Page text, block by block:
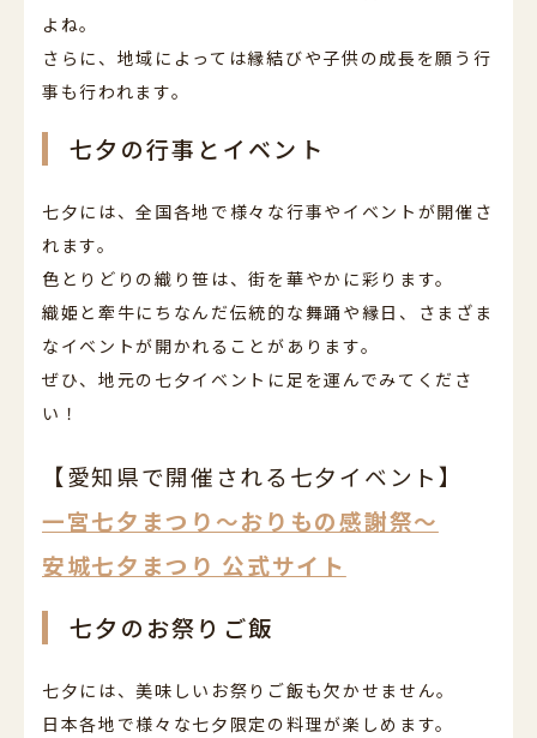
よね。
さらに、地域によっては縁結びや子供の成長を願う行
事も行われます。
七夕の行事とイベント
七夕には、全国各地で様々な行事やイベントが開催さ
れます。
色とりどりの織り笹は、街を華やかに彩ります。
織姫と牽牛にちなんだ伝統的な舞踊や縁日、さまざま
なイベントが開かれることがあります。
ぜひ、地元の七夕イベントに足を運んでみてくださ
い！
【愛知県で開催される七夕イベント】
一宮七夕まつり～おりもの感謝祭～
安城七夕まつり 公式サイト
七夕のお祭りご飯
七夕には、美味しいお祭りご飯も欠かせません。
日本各地で様々な七夕限定の料理が楽しめます。